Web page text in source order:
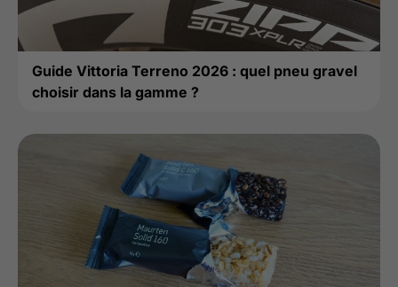
Guide Vittoria Terreno 2026 : quel pneu gravel
choisir dans la gamme ?